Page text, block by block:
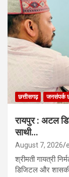
छत्तीसगढ़ जनसंपर्क
रायपुर : अटल
साथी…
August 7, 2026
श्रीमती गायत्री
डिजिटल और